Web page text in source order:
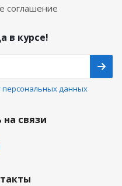
соглашение
в курсе!
персональных данных
связи